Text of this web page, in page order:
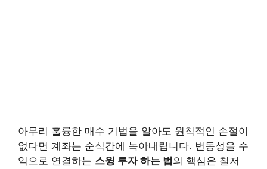
아무리 훌륭한 매수 기법을 알아도 원칙적인 손절이
없다면 계좌는 순식간에 녹아내립니다. 변동성을 수
익으로 연결하는 스윙 투자 하는 법 의 핵심은 철저